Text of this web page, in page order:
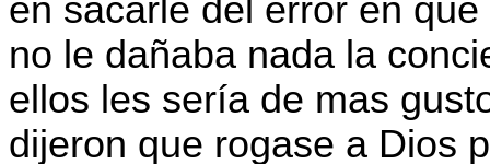
en sacarle del error en
no le dañaba nada la
ellos les sería de mas
dijeron que rogase a Dios